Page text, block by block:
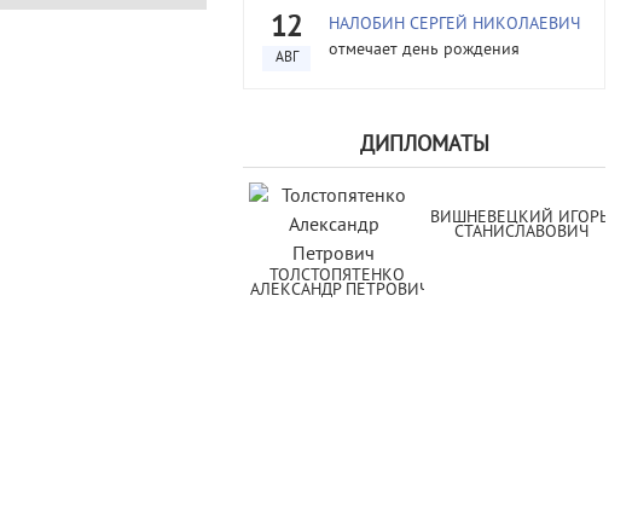
12
АВГ
НАЛОБИН СЕРГЕЙ НИКОЛАЕВИЧ
отмечает день рождения
ДИПЛОМАТЫ
ТОЛСТОПЯТЕНКО
АЛЕКСАНДР ПЕТРОВИЧ
ВИШНЕВЕЦКИЙ ИГОРЬ
СТАНИСЛАВОВИЧ